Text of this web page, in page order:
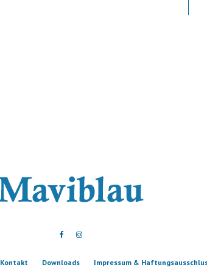
Kontakt Downloads Impressum &